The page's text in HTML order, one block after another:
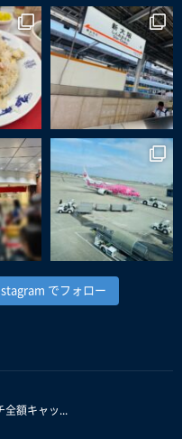
でフォロー
額キャッ...